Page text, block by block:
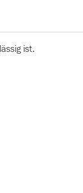
ist.